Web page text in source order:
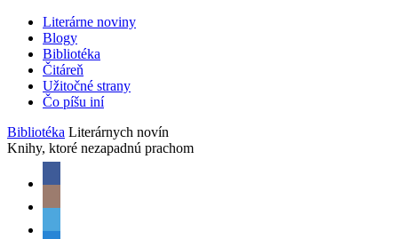
Literárne noviny
Blogy
Bibliotéka
Čitáreň
Užitočné strany
Čo píšu iní
Bibliotéka Literárnych novín
Knihy, ktoré nezapadnú prachom